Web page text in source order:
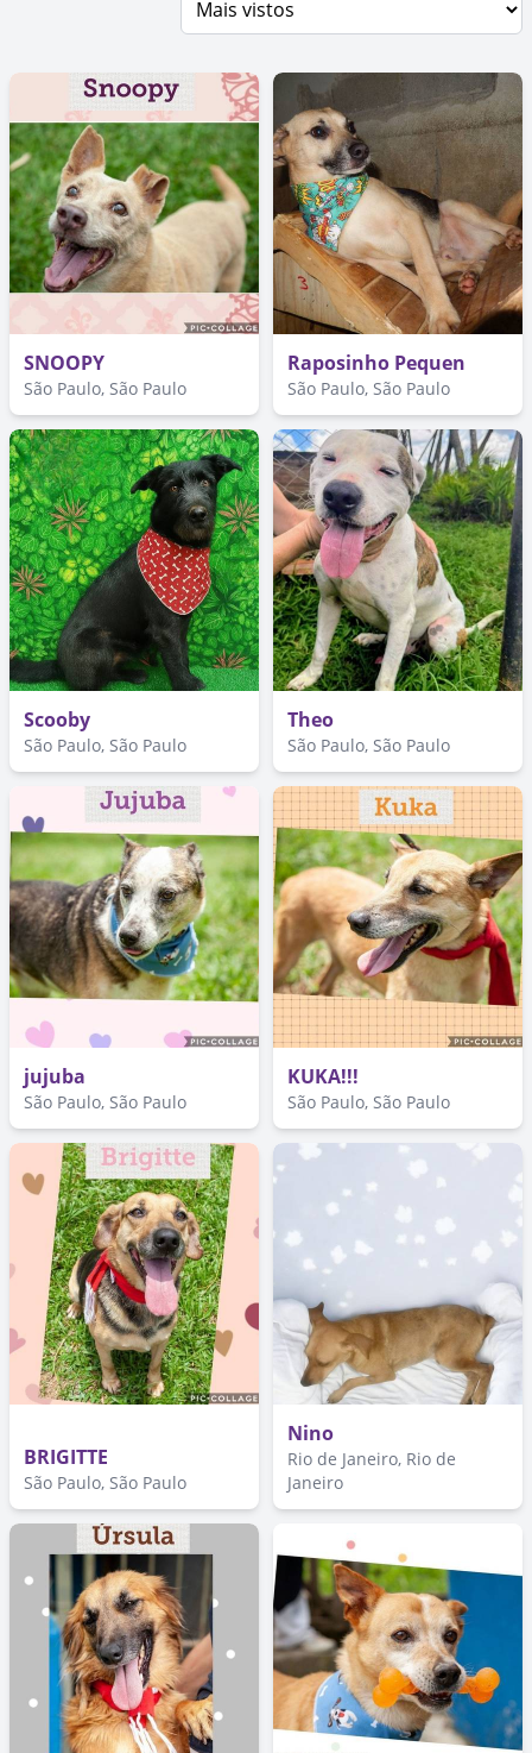
SNOOPY
São Paulo, São Paulo
Raposinho Pequen
São Paulo, São Paulo
Scooby
São Paulo, São Paulo
Theo
São Paulo, São Paulo
jujuba
São Paulo, São Paulo
KUKA!!!
São Paulo, São Paulo
BRIGITTE
São Paulo, São Paulo
Nino
Rio de Janeiro, Rio de
Janeiro